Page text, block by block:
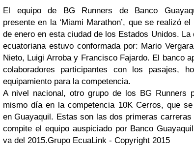
El equipo de BG Runners de Banco
presente en la ‘Miami Marathon’, que se realizó el
de enero en esta ciudad de los Estados Unidos. La
ecuatoriana estuvo conformada por: Mario
Nieto, Luigi Arroba y Francisco Fajardo. El banco
colaboradores participantes con los pasajes,
equipamiento para la competencia.
A nivel nacional, otro grupo de los BG Runners
mismo día en la competencia 10K Cerros, que
en Guayaquil. Estas son las dos primeras carreras
compite el equipo auspiciado por Banco
va del 2015.Grupo EcuaLink - Copyright 2015